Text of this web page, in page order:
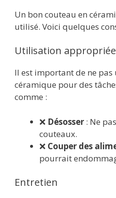
Un bon couteau en
utilisé. Voici quelques
Utilisation appropriée
Il est important de ne
céramique pour des
comme :
❌ Désosser : Ne
couteaux.
❌ Couper des
pourrait
Entretien